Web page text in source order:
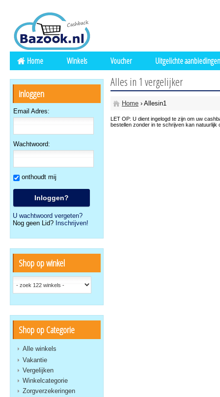
Home Winkels Voucher Uitgelichte aanbiedingen
inloggen
Email Adres:
Wachtwoord:
onthoudt mij
U wachtwoord vergeten?
Nog geen Lid? Inschrijven!
Shop op winkel
Shop op Categorie
Alle winkels
Vakantie
Vergelijken
Winkelcategorie
Zorgverzekeringen
Alles in 1 vergelijker
Home › Allesin1
LET OP: U dient ingelogd te zijn om uw
bestellen zonder in te schrijven kan